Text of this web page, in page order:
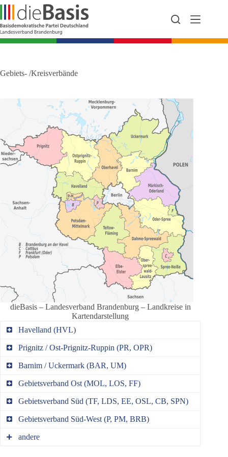
Zum
Inhalt
springen
Gebiets- /Kreisverbände
dieBasis – Landesverband Brandenburg – Landkreise in
Kartendarstellung
Havelland (HVL)
Prignitz / Ost-Prignitz-Ruppin (PR, OPR)
Barnim / Uckermark (BAR, UM)
Gebietsverband Ost (MOL, LOS, FF)
Gebietsverband Süd (TF, LDS, EE, OSL, CB, SPN)
Gebietsverband Süd-West (P, PM, BRB)
andere